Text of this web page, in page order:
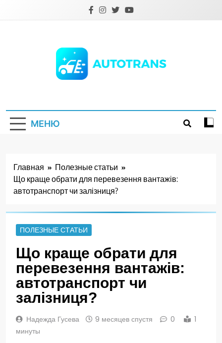
МЕНЮ
Главная
Полезные статьи
Що краще обрати для перевезення вантажів:
автотранспорт чи залізниця?
ПОЛЕЗНЫЕ СТАТЬИ
Що краще обрати для
перевезення вантажів:
автотранспорт чи
залізниця?
Надежда Гусева 9 месяцев спустя 0
1
минуты